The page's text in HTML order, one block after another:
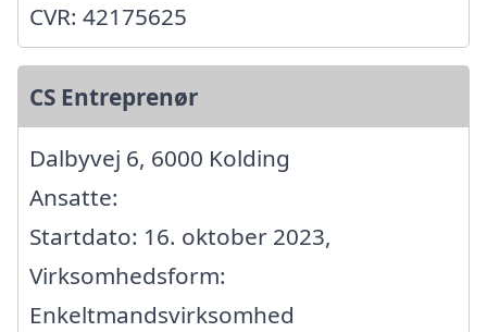
CVR: 42175625
CS Entreprenør
Dalbyvej 6, 6000 Kolding
Ansatte:
Startdato: 16. oktober 2023,
Virksomhedsform:
Enkeltmandsvirksomhed